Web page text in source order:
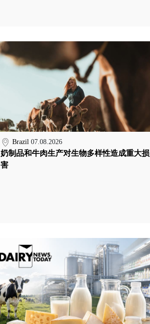
Brazil 07.08.2026
奶制品和牛肉生产对生物多样性造成重大损
害